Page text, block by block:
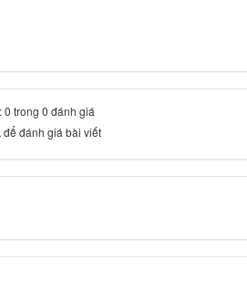
0 trong 0 đánh giá
để đánh giá bài viết